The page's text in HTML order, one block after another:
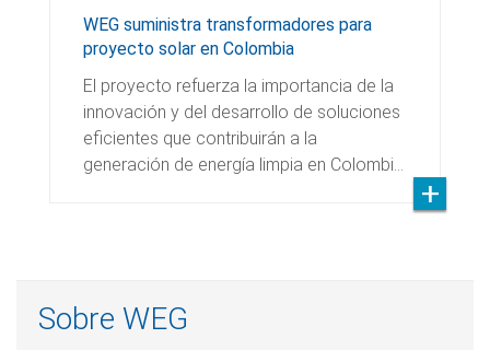
WEG suministra transformadores para
proyecto solar en Colombia
El proyecto refuerza la importancia de la
innovación y del desarrollo de soluciones
eficientes que contribuirán a la
generación de energía limpia en Colombi…
Sobre WEG